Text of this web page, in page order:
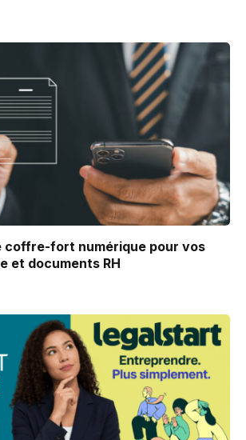
coffre-fort numérique pour vos
et documents RH